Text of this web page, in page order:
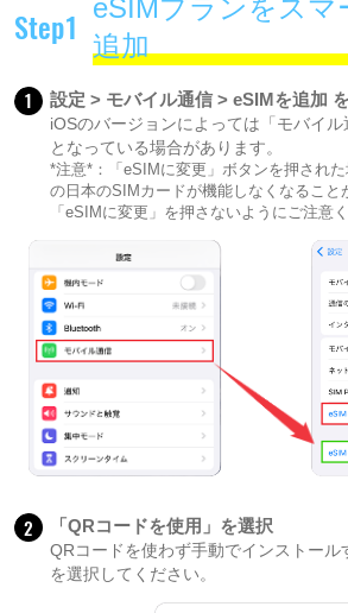
Step1
eSIMプランをスマ
追加
1 設定 > モバイル通信 > eSIMを追加
iOSのバージョンによっては「モバイル
となっている場合があります。
*注意*：「eSIMに変更」ボタンを押され
の日本のSIMカードが機能しなくなること
「eSIMに変更」を押さないようにご注意く
2 「QRコードを使用」を選択
QRコードを使わず手動でインストール
を選択してください。